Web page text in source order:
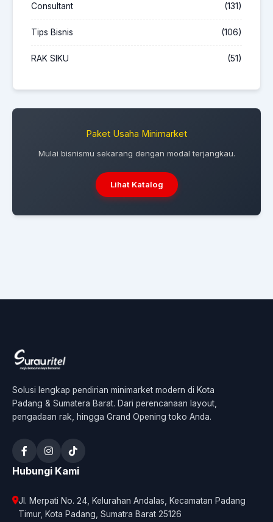
Consultant (131)
Tips Bisnis (106)
RAK SIKU (51)
Paket Usaha Minimarket
Mulai bisnismu sekarang dengan modal terjangkau.
Lihat Katalog
Solusi lengkap pendirian minimarket modern di Kota
Padang & Sumatera Barat. Dari perencanaan layout,
pengadaan rak, hingga Grand Opening toko Anda.
Hubungi Kami
Jl. Merpati No. 24, Kelurahan Andalas, Kecamatan Padang
Timur, Kota Padang, Sumatra Barat 25126